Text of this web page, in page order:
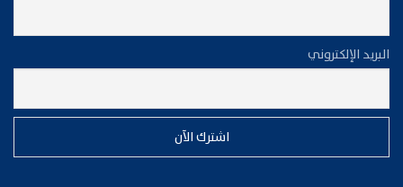
البريد الإلكتروني